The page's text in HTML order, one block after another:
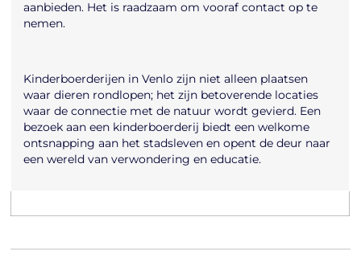
aanbieden. Het is raadzaam om vooraf contact op te
nemen.
Kinderboerderijen in Venlo zijn niet alleen plaatsen
waar dieren rondlopen; het zijn betoverende locaties
waar de connectie met de natuur wordt gevierd. Een
bezoek aan een kinderboerderij biedt een welkome
ontsnapping aan het stadsleven en opent de deur naar
een wereld van verwondering en educatie.